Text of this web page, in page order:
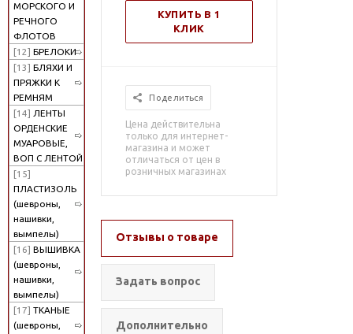
МОРСКОГО И
РЕЧНОГО
ФЛОТОВ
[12] БРЕЛОКИ
[13] БЛЯХИ И
ПРЯЖКИ К
РЕМНЯМ
[14] ЛЕНТЫ
ОРДЕНСКИЕ
МУАРОВЫЕ,
ВОП С ЛЕНТОЙ
[15]
ПЛАСТИЗОЛЬ
(шевроны,
нашивки,
вымпелы)
[16] ВЫШИВКА
(шевроны,
нашивки,
вымпелы)
[17] ТКАНЫЕ
(шевроны,
КУПИТЬ В 1
КЛИК
Поделиться
Цена действительна
только для интернет-
магазина и может
отличаться от цен в
розничных магазинах
Отзывы о товаре
Задать вопрос
Дополнительно